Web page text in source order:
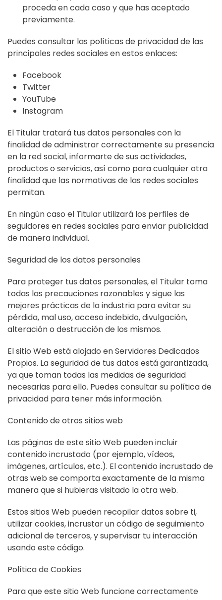
proceda en cada caso y que has aceptado
previamente.
Puedes consultar las políticas de privacidad de las
principales redes sociales en estos enlaces:
Facebook
Twitter
YouTube
Instagram
El Titular tratará tus datos personales con la
finalidad de administrar correctamente su presencia
en la red social, informarte de sus actividades,
productos o servicios, así como para cualquier otra
finalidad que las normativas de las redes sociales
permitan.
En ningún caso el Titular utilizará los perfiles de
seguidores en redes sociales para enviar publicidad
de manera individual.
Seguridad de los datos personales
Para proteger tus datos personales, el Titular toma
todas las precauciones razonables y sigue las
mejores prácticas de la industria para evitar su
pérdida, mal uso, acceso indebido, divulgación,
alteración o destrucción de los mismos.
El sitio Web está alojado en Servidores Dedicados
Propios. La seguridad de tus datos está garantizada,
ya que toman todas las medidas de seguridad
necesarias para ello. Puedes consultar su política de
privacidad para tener más información.
Contenido de otros sitios web
Las páginas de este sitio Web pueden incluir
contenido incrustado (por ejemplo, vídeos,
imágenes, artículos, etc.). El contenido incrustado de
otras web se comporta exactamente de la misma
manera que si hubieras visitado la otra web.
Estos sitios Web pueden recopilar datos sobre ti,
utilizar cookies, incrustar un código de seguimiento
adicional de terceros, y supervisar tu interacción
usando este código.
Política de Cookies
Para que este sitio Web funcione correctamente